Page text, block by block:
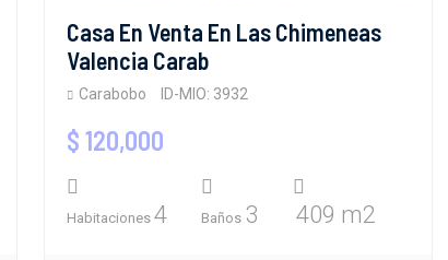
Casa En Venta En Las Chimeneas
Valencia Carab
Carabobo ID-MIO: 3932
$ 120,000
Habitaciones 4 Baños 3 409 m2